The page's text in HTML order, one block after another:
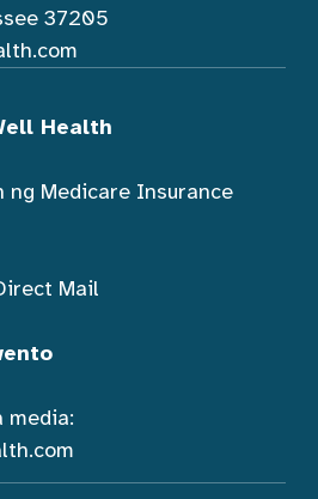
37205
Health
ng Medicare Insurance
Mail
media: